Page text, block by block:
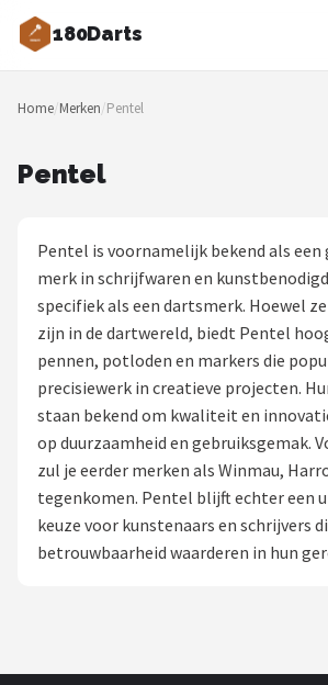
180Darts
Zoeken
NAVIGATIE
Blog
Dartspelers
Toernooien
Spelregels
Uitgooilijst
Dartshop
Home/Merken/Pentel
Pentel
Pentel is voornamelijk bekend als
merk in schrijfwaren en
specifiek als een dartsmerk. Hoewel
zijn in de dartwereld, biedt Pentel
pennen, potloden en markers die
precisiewerk in creatieve projecten.
staan bekend om kwaliteit en
op duurzaamheid en gebruiksgemak.
zul je eerder merken als Winmau,
tegenkomen. Pentel blijft echter een
keuze voor kunstenaars en schrijvers
betrouwbaarheid waarderen in hun